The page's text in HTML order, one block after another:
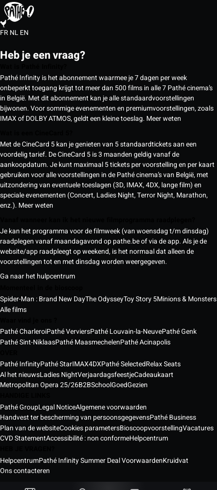
FRNLEN
Heb je een vraag?
Pathé Infinity is het abonnement waarmee je 7 dagen per week
onbeperkt toegang krijgt tot meer dan 500 films in alle 7 Pathé cinema’s
in België. Met dit abonnement kan je alle standaardvoorstellingen
bijwonen. Voor sommige evenementen en premiumvoorstellingen, zoals
IMAX of DOLBY ATMOS, geldt een kleine toeslag. Meer weten
Met de CineCard 5 kan je genieten van 5 standaardtickets aan een
voordelig tarief. De CineCard 5 is 3 maanden geldig vanaf de
aankoopdatum. Je kunt maximaal 5 tickets per voorstelling en per kaart
gebruiken voor alle voorstellingen in de Pathé cinema’s van België, met
uitzondering van eventuele toeslagen (3D, IMAX, 4DX, lange film) en
speciale evenementen (Concert, Ladies Night, Terror Night, Marathon,
enz.). Meer weten
Je kan het programma voor de filmweek (van woensdag t/m dinsdag)
raadplegen vanaf maandagavond op pathe.be of via de app. Als je de
website/app raadpleegt op weekend, is het normaal dat alleen de
voorstellingen tot en met dinsdag worden weergegeven.
Ga naar het hulpcentrum
Spider-Man : Brand New DayThe OdysseyToy Story 5Minions & Monsters
Alle films
Pathé CharleroiPathé VerviersPathé Louvain-la-NeuvePathé Genk
Pathé Sint-NiklaasPathé MaasmechelenPathé Acinapolis
Pathé InfinityPathé StarIMAX4DXPathé SelectedRelax Seats
Al het nieuwsLadies NightVerjaardagsfeestjeCadeaukaart
Metropolitan Opera 25/26B2BSchoolGoedGezien
Pathé GroupLegal NoticeAlgemene voorwaarden
Handvest ter bescherming van persoonsgegevensPathé Business
Plan van de websiteCookies parametersBioscoopvoorstellingVacatures
CVD StatementAccessibilité : non conformeHelpcentrum
HelpcentrumPathé Infinity Summer Deal VoorwaardenKruidvat
Ons contacteren